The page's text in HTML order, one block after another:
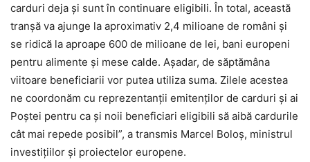
carduri deja şi sunt în continuare eligibili. În total, această
tranşă va ajunge la aproximativ 2,4 milioane de români şi
se ridică la aproape 600 de milioane de lei, bani europeni
pentru alimente şi mese calde. Aşadar, de săptămâna
viitoare beneficiarii vor putea utiliza suma. Zilele acestea
ne coordonăm cu reprezentanţii emitenţilor de carduri şi ai
Poştei pentru ca şi noii beneficiari eligibili să aibă cardurile
cât mai repede posibil”, a transmis Marcel Boloş, ministrul
investițiilor și proiectelor europene.